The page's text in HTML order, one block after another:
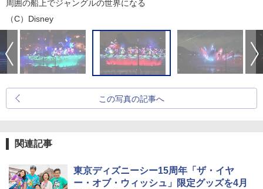
周囲の船上でジャングルの世界になる
（C）Disney
この写真の記事へ
関連記事
東京ディズニーシー15周年「ザ・イヤ
ー・オブ・ウィッシュ」限定グッズを4月